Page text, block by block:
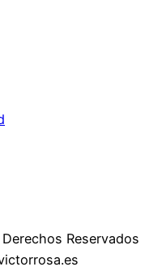
Reservados